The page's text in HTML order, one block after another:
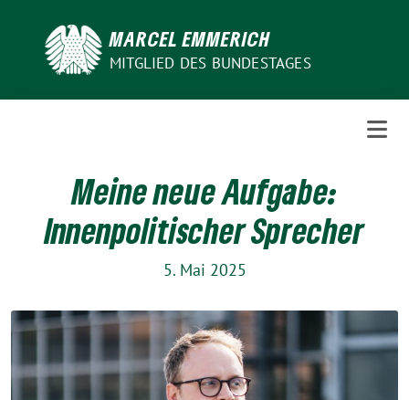
MARCEL EMMERICH
MITGLIED DES BUNDESTAGES
Meine neue Aufgabe:
Innenpolitischer Sprecher
5. Mai 2025